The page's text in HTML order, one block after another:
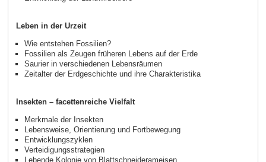
Leben in der Urzeit
Wie entstehen Fossilien?
Fossilien als Zeugen früheren Lebens auf der Erde
Saurier in verschiedenen Lebensräumen
Zeitalter der Erdgeschichte und ihre Charakteristika
Insekten – facettenreiche Vielfalt
Merkmale der Insekten
Lebensweise, Orientierung und Fortbewegung
Entwicklungszyklen
Verteidigungsstrategien
Lebende Kolonie von Blattschneiderameisen